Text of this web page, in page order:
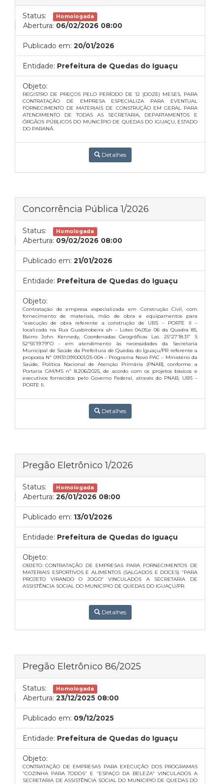
Status: Homologada
Abertura: 06/02/2026 08:00
Publicado em: 20/01/2026
Entidade: Prefeitura de Quedas do Iguaçu
Objeto:
REGISTRO DE PREÇOS PELO PERÍODO DE 12 (DOZE) MESES, PARA
CONTRATAÇÃO DE EMPRESA ESPECIALIZA PARA EVENTUAL
FORNECIMENTO DE MATERIAIS DE CONSTRUÇÃO EM GERAL PARA
ATENDIMENTO DE TODAS AS SECRETARIA, DEPARTAMENTOS E
ÓRGÃOS PÚBLICOS DO MUNICÍPIO DE QUEDAS DO IGUAÇU, ESTADO
DO PARANÁ.
Detalhes
Concorrência Pública 1/2026
Status: Homologada
Abertura: 09/02/2026 08:00
Publicado em: 21/01/2026
Entidade: Prefeitura de Quedas do Iguaçu
Objeto:
Contratação de empresa especializada em Construção Civil, com
fornecimento de materiais, mão de obra e equipamentos para
“execução de obra referente a construção de UBS – PORTE II –
localizada na Rua Guabirobeira s/n – Lotes 04,05,e 06 da Quadra 85,
Bairro John Kennedy, Coordenadas Geográficas Lat. 25º27’18.31” S
52º55’19.79”O - em atendimento às necessidades da Secretaria
Municipal de Saúde da Prefeitura de Quedas do Iguaçu/PR referente a
proposta Nº 09131.0910001/25-004 – Programa Novo PAC – Ministério da
Saúde, Política Nacional de Atenção Primária (PNAB), conforme a
Portaria GM/MS nº 8.206/2025, de acordo com os projetos básicos e
executivos fornecidos pelo Governo Federal, através do PNAB, UBS –
PORTE II.
Detalhes
Pregão Eletrônico 1/2026
Status: Homologada
Abertura: 26/01/2026 08:00
Publicado em: 13/01/2026
Entidade: Prefeitura de Quedas do Iguaçu
Objeto:
OBJETO CONTRATAÇÃO DE EMPRESAS PARA FORNECIMENTOS DE
MATERIAIS ESPORTIVOS E ALIMENTOS (SALGADOS E DOCES) “PARA
PROJETO VIRANDO O JOGO” VINCULADOS A SECRETARIA DE
ASSISTÊNCIA SOCIAL DO MUNICIPIO DE QUEDAS DO IGUAÇU/PR.
Detalhes
Pregão Eletrônico 86/2025
Status: Homologada
Abertura: 23/12/2025 08:00
Publicado em: 09/12/2025
Entidade: Prefeitura de Quedas do Iguaçu
Objeto:
CONTRATAÇÃO DE EMPRESAS PARA EXECUÇÃO DOS PROGRAMAS
“COZINHA PARA TODOS” E “ESPAÇO DA BELEZA” VINCULADOS A
SECRETARIA DE ASSISTÊNCIA SOCIAL DO MUNICIPIO DE QUEDAS DO